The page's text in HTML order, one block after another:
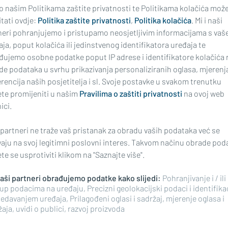
ŠAMCA
Umjesto
- zatvor
VAŽNA OBAVIJEST ZA ŽITELJE
KLAKAR
Mobilna ambulanta
počinje s radom
I SLAVONSKI BROD
poremećaji u opskrbi
ZA PROJEKT „IZVAN(K)LUPE"
Grad ostvario
našim Politikama zaštite privatnosti te Politikama kolačića
ovdje: Politika zaštite privatnosti, Politika kolačića . Mi i naši
pohranjujemo i pristupamo neosjetljivim informacijama s
poput kolačića ili jedinstvenog identifikatora uređaja te
osobne podatke poput IP adrese i identifikatore kolačića
podataka u svrhu prikazivanja personaliziranih oglasa,
naših posjetitelja i sl. Svoje postavke u svakom trenutku
promijeniti u našim Pravilima o zaštiti privatnosti na ovoj web
ne traže vaš pristanak za obradu vaših podataka već se
na svoj legitimni poslovni interes. Takvom načinu obrade
se usprotiviti klikom na "Saznajte više".
partneri obrađujemo podatke kako slijedi: Pohranjivanje i / ili
podacima na uređaju, Precizni geolokacijski podaci i
uređaja, Prilagođeni oglasi i sadržaj, mjerenje oglasa i
uvidi o publici, razvoj proizvoda